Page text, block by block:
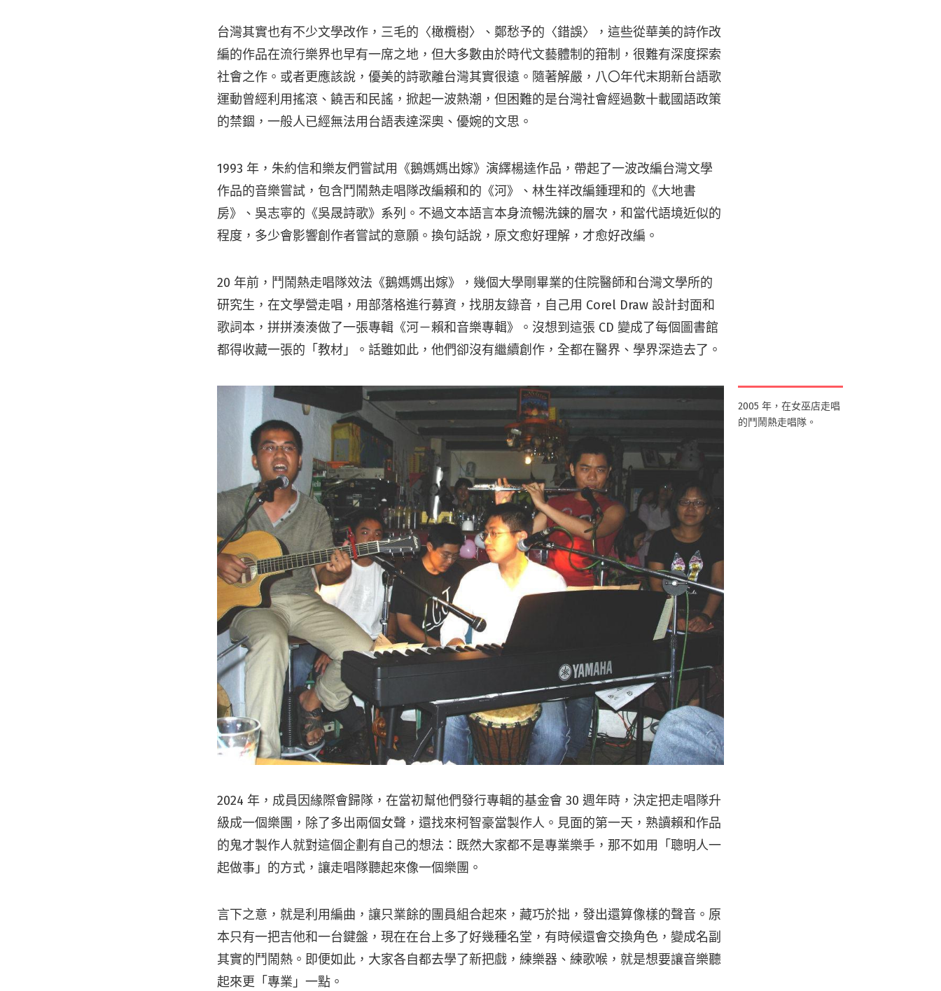
台灣其實也有不少文學改作，三毛的〈橄欖樹〉、鄭愁予的〈錯誤〉，這些從華美的詩作改
編的作品在流行樂界也早有一席之地，但大多數由於時代文藝體制的箝制，很難有深度探索
社會之作。或者更應該說，優美的詩歌離台灣其實很遠。隨著解嚴，八〇年代末期新台語歌
運動曾經利用搖滾、饒舌和民謠，掀起一波熱潮，但困難的是台灣社會經過數十載國語政策
的禁錮，一般人已經無法用台語表達深奧、優婉的文思。
1993 年，朱約信和樂友們嘗試用《鵝媽媽出嫁》演繹楊逵作品，帶起了一波改編台灣文學
作品的音樂嘗試，包含鬥鬧熱走唱隊改編賴和的《河》、林生祥改編鍾理和的《大地書
房》、吳志寧的《吳晟詩歌》系列。不過文本語言本身流暢洗鍊的層次，和當代語境近似的
程度，多少會影響創作者嘗試的意願。換句話說，原文愈好理解，才愈好改編。
20 年前，鬥鬧熱走唱隊效法《鵝媽媽出嫁》，幾個大學剛畢業的住院醫師和台灣文學所的
研究生，在文學營走唱，用部落格進行募資，找朋友錄音，自己用 Corel Draw 設計封面和
歌詞本，拼拼湊湊做了一張專輯《河－賴和音樂專輯》。沒想到這張 CD 變成了每個圖書館
都得收藏一張的「教材」。話雖如此，他們卻沒有繼續創作，全都在醫界、學界深造去了。
2005 年，在女巫店走唱
的鬥鬧熱走唱隊。
2024 年，成員因緣際會歸隊，在當初幫他們發行專輯的基金會 30 週年時，決定把走唱隊升
級成一個樂團，除了多出兩個女聲，還找來柯智豪當製作人。見面的第一天，熟讀賴和作品
的鬼才製作人就對這個企劃有自己的想法：既然大家都不是專業樂手，那不如用「聰明人一
起做事」的方式，讓走唱隊聽起來像一個樂團。
言下之意，就是利用編曲，讓只業餘的團員組合起來，藏巧於拙，發出還算像樣的聲音。原
本只有一把吉他和一台鍵盤，現在在台上多了好幾種名堂，有時候還會交換角色，變成名副
其實的鬥鬧熱。即便如此，大家各自都去學了新把戲，練樂器、練歌喉，就是想要讓音樂聽
起來更「專業」一點。